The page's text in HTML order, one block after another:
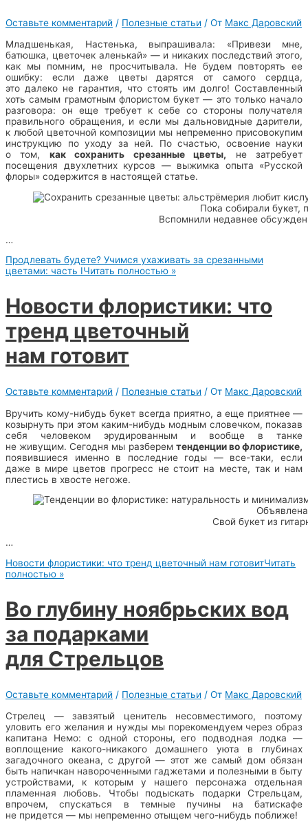
Оставьте комментарий / Полезные статьи / От Макс Даровский
Младшенькая, Настенька, выпрашивала: «Привези мне,
батюшка, цветочек аленькай» — и никаких последствий этого,
как мы помним, не просчитывала. Не будем повторять ее
ошибку: если даже цветы дарятся от самого сердца,
это далеко не гарантия, что стоять им долго! Составленный
хоть самым грамотным флористом букет — это только начало
разговора: он еще требует к себе со стороны получателя
правильного обращения, и если мы дальновидные дарители,
к любой цветочной композиции мы непременно присовокупим
инструкцию по уходу за ней. По счастью, освоение науки
о том, как сохранить срезанные цветы, не затребует
посещения двухлетних курсов — выжимка опыта «Русской
флоры» содержится в настоящей статье.
Пока собирали букет,
Вспомнили недавнее
…
Продлевать будете? Учимся ухаживать за срезанными
цветами: часть IЧитать полностью »
Новости флористики: что
тренд цветочный
нам готовит
Оставьте комментарий / Полезные статьи / От Макс Даровский
Вручить кому-нибудь букет всегда приятно, а еще приятнее —
козырнуть при этом каким-нибудь модным словечком, показав
себя человеком эрудированным и вообще в танке
не живущим. Сегодня мы разберем тенденции во флористике,
появившиеся именно в последние годы — все-таки, если
даже в мире цветов прогресс не стоит на месте, так и нам
плестись в хвосте негоже.
Свой букет из
…
Новости флористики: что тренд цветочный нам готовитЧитать
полностью »
Во глубину ноябрьских вод
за подарками
для Стрельцов
Оставьте комментарий / Полезные статьи / От Макс Даровский
Стрелец — завзятый ценитель несовместимого, поэтому
уловить его желания и нужды мы порекомендуем через образ
капитана Немо: с одной стороны, его подводная лодка —
воплощение какого-никакого домашнего уюта в глубинах
загадочного океана, с другой — этот же самый дом обязан
быть напичкан навороченными гаджетами и полезными в быту
устройствами, к которым у нашего персонажа отдельная
пламенная любовь. Чтобы подыскать подарки Стрельцам,
впрочем, спускаться в темные пучины на батискафе
не придется — мы непременно отыщем чего-нибудь поближе!